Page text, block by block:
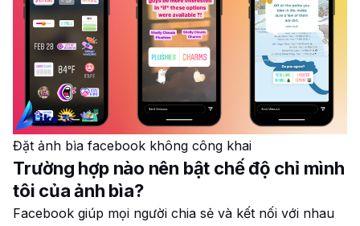
Đặt ảnh bìa facebook không công khai
Trường hợp nào nên bật chế độ chỉ mình
tôi của ảnh bìa?
Facebook giúp mọi người chia sẻ và kết nối với nhau